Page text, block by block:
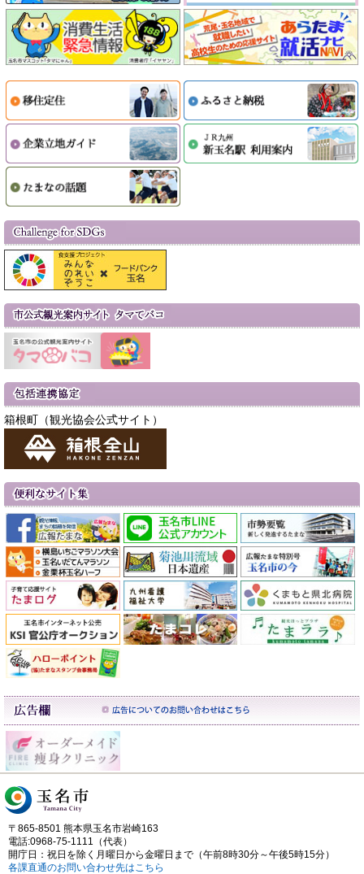
箱根町（観光協会公式サイト）
〒865-8501 熊本県玉名市岩崎163
電話:0968-75-1111（代表）
開庁日：祝日を除く月曜日から金曜日まで（午前8時30分～午後5時15分）
各課直通のお問い合わせ先はこちら